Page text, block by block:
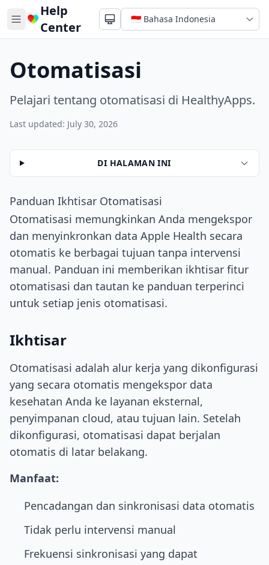
Help
Center
Otomatisasi
Pelajari tentang otomatisasi di HealthyApps.
Last updated: July 30, 2026
DI HALAMAN INI
Panduan Ikhtisar Otomatisasi
Otomatisasi memungkinkan Anda mengekspor
dan menyinkronkan data Apple Health secara
otomatis ke berbagai tujuan tanpa intervensi
manual. Panduan ini memberikan ikhtisar fitur
otomatisasi dan tautan ke panduan terperinci
untuk setiap jenis otomatisasi.
Ikhtisar
Otomatisasi adalah alur kerja yang dikonfigurasi
yang secara otomatis mengekspor data
kesehatan Anda ke layanan eksternal,
penyimpanan cloud, atau tujuan lain. Setelah
dikonfigurasi, otomatisasi dapat berjalan
otomatis di latar belakang.
Manfaat:
Pencadangan dan sinkronisasi data otomatis
Tidak perlu intervensi manual
Frekuensi sinkronisasi yang dapat